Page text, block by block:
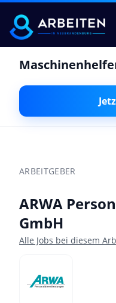
ARBEITGEBER
ARWA
GmbH
Alle Jobs bei diesem